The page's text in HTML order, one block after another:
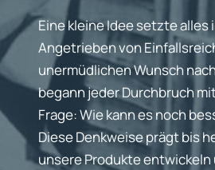
Eine kleine Idee setzte alles
Angetrieben von
unermüdlichen Wunsch
begann jeder Durchbruch
Frage: Wie kann es noch
Diese Denkweise prägt bis
unsere Produkte